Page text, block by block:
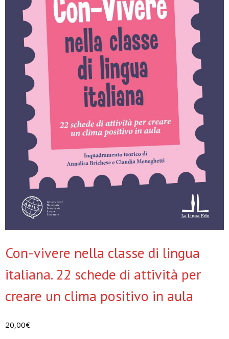
Con-vivere nella classe di lingua
italiana. 22 schede di attività per
creare un clima positivo in aula
20,00€